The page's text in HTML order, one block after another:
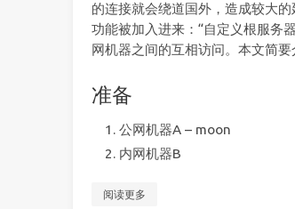
的连接就会绕道国外，造成较大
功能被加入进来：“自定义根服务
网机器之间的互相访问。本文简
准备
公网机器A – moon
内网机器B
阅读更多